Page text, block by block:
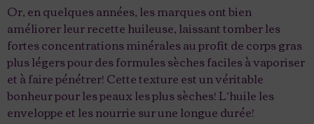
Or, en quelques années, les marques ont bien
améliorer leur recette huileuse, laissant tomber les
fortes concentrations minérales au profit de corps gras
plus légers pour des formules sèches faciles à vaporiser
et à faire pénétrer! Cette texture est un véritable
bonheur pour les peaux les plus sèches! L’huile les
enveloppe et les nourrie sur une longue durée!